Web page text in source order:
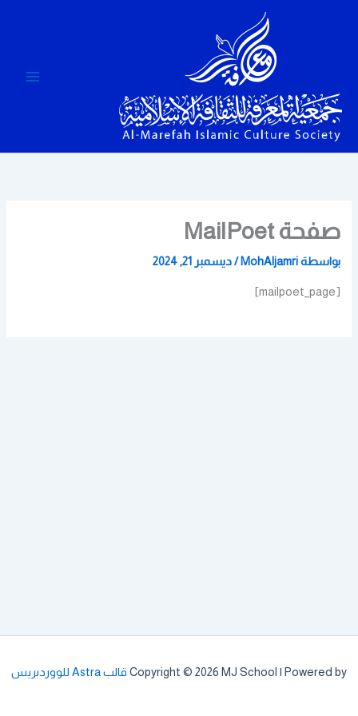
صفحة MailPoet
بواسطة MohAljamri
/ديسمبر 21, 2024
[mailpoet_page]
Copyright © 2026 MJ School | Powered by قالب Astra للووردبريس